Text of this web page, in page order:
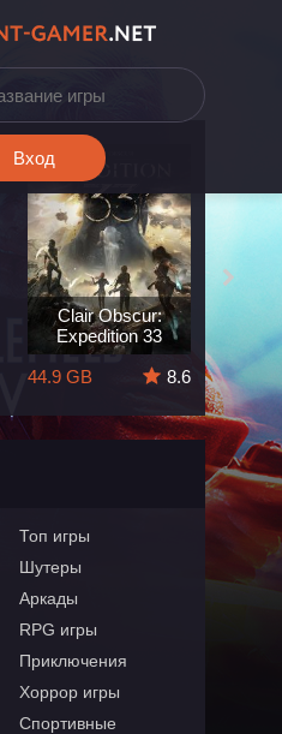
Вход
Clair Obscur:
Expedition 33
44.9 GB
8.6
164 GB
Топ игры
Шутеры
Аркады
RPG игры
Приключения
Хоррор игры
Спортивные